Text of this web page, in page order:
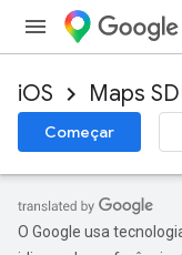
iOS Maps
Começar
O Google usa